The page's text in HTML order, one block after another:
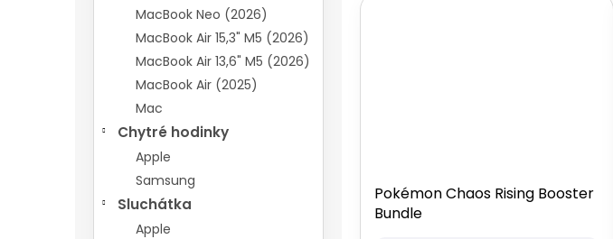
MacBook Neo (2026)
MacBook Air 15,3" M5 (2026)
MacBook Air 13,6" M5 (2026)
MacBook Air (2025)
Mac
Chytré hodinky
Apple
Samsung
Sluchátka
Apple
Pokémon Chaos Rising Booster
Bundle